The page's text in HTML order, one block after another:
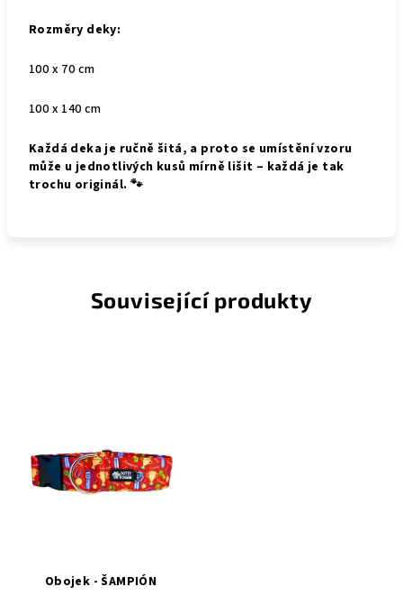
Rozměry deky:
100 x 70 cm
100 x 140 cm
Každá deka je ručně šitá, a proto se umístění vzoru
může u jednotlivých kusů mírně lišit – každá je tak
trochu originál. 🐾
Související produkty
Obojek - ŠAMPIÓN